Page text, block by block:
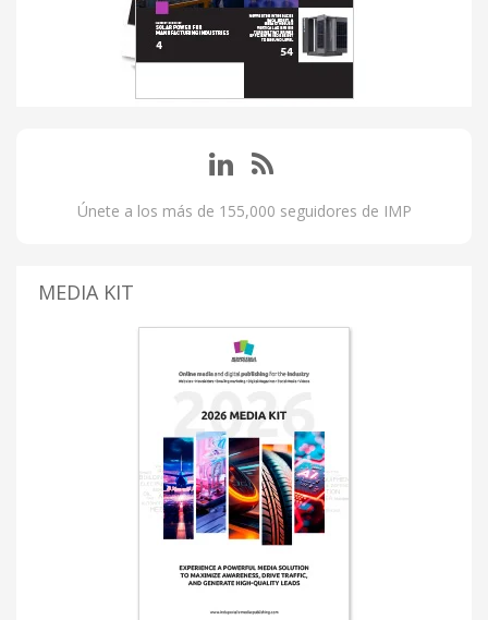
Únete a los más de 155,000 seguidores de IMP
MEDIA KIT